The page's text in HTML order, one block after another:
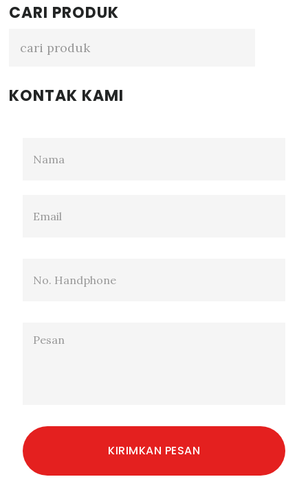
Primary
Sidebar
CARI PRODUK
KONTAK KAMI